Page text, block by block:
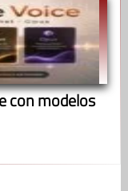
con modelos